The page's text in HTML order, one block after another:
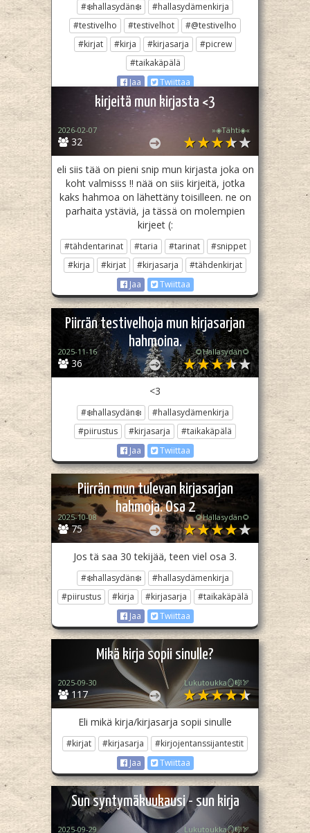
#❄️hallasydän❄️
#hallasydämenkirja
#testivelho
#testivelhot
#@testivelho
#kirjat
#kirja #kirjasarja
#picrew
#taikakäpälä
Jaa
Twiittaa
kirjeitä mun kirjasta <3
32
2026-02-07 »◈Tähti◈«
eli siis tää on pieni snip mun kirjasta joka on
koht valmisss !! nää on siis kirjeitä, jotka
kaks hahmoa on lähettäny toisilleen. ne on
parhaita ystäviä, ja tässä on molempien
kirjeet (:
#tähdentarinat #taria #tarinat
#snippet
#kirja
#kirjat #kirjasarja
#tähdenkirjat
Jaa
Twiittaa
Piirrän testivelhoja mun kirjasarjan
hahmoina.
36
2025-11-16 🌻Hallasydän🌻
<3
#❄️hallasydän❄️
#hallasydämenkirja
#piirustus
#kirjasarja
#taikakäpälä
Jaa
Twiittaa
Piirrän mun tulevan kirjasarjan
hahmoja. Osa 2
75
2025-10-08 🌻Hallasydän🌻
Jos tä saa 30 tekijää, teen viel osa 3.
#❄️hallasydän❄️
#hallasydämenkirja
#piirustus
#kirja #kirjasarja
#taikakäpälä
Jaa
Twiittaa
Mikä kirja sopii sinulle?
117
2025-09-30 Lukutoukka🪞🎼🏹
Eli mikä kirja/kirjasarja sopii sinulle
#kirjat #kirjasarja
#kirjojentanssijantestit
Jaa
Twiittaa
Sun syntymäkuukausi - sun kirja
2025-09-29 Lukutoukka🪞🎼🏹